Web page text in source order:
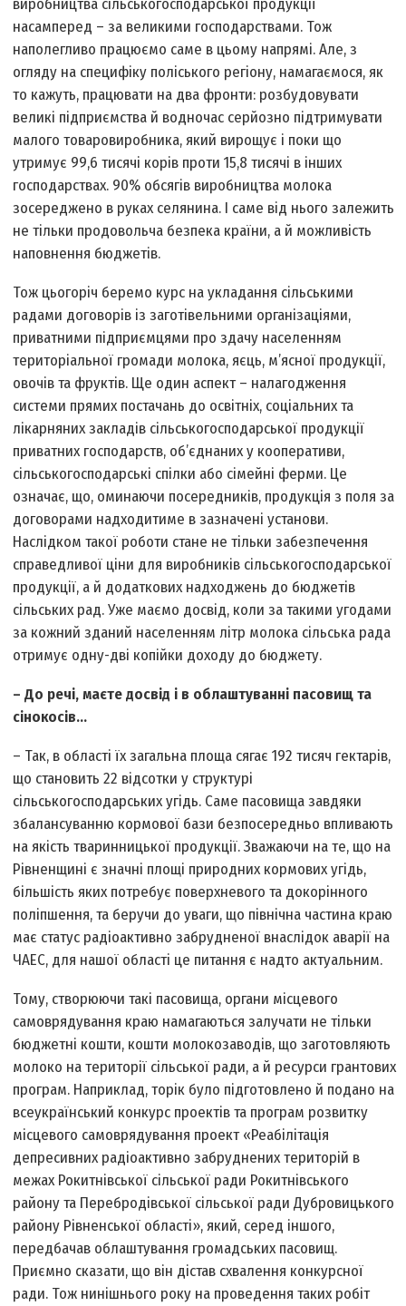
виробництва сільськогосподарської продукції
насамперед – за великими господарствами. Тож
наполегливо працюємо саме в цьому напрямі. Але, з
огляду на специфіку поліського регіону, намагаємося, як
то кажуть, працювати на два фронти: розбудовувати
великі підприємства й водночас серйозно підтримувати
малого товаровиробника, який вирощує і поки що
утримує 99,6 тисячі корів проти 15,8 тисячі в інших
господарствах. 90% обсягів виробництва молока
зосереджено в руках селянина. І саме від нього залежить
не тільки продовольча безпека країни, а й можливість
наповнення бюджетів.
Тож цьогоріч беремо курс на укладання сільськими
радами договорів із заготівельними організаціями,
приватними підприємцями про здачу населенням
територіальної громади молока, яєць, м’ясної продукції,
овочів та фруктів. Ще один аспект – налагодження
системи прямих постачань до освітніх, соціальних та
лікарняних закладів сільськогосподарської продукції
приватних господарств, об’єднаних у кооперативи,
сільськогосподарські спілки або сімейні ферми. Це
означає, що, оминаючи посередників, продукція з поля за
договорами надходитиме в зазначені установи.
Наслідком такої роботи стане не тільки забезпечення
справедливої ціни для виробників сільськогосподарської
продукції, а й додаткових надходжень до бюджетів
сільських рад. Уже маємо досвід, коли за такими угодами
за кожний зданий населенням літр молока сільська рада
отримує одну-дві копійки доходу до бюджету.
– До речі, маєте досвід і в облаштуванні пасовищ та
сінокосів…
– Так, в області їх загальна площа сягає 192 тисяч гектарів,
що становить 22 відсотки у структурі
сільськогосподарських угідь. Саме пасовища завдяки
збалансуванню кормової бази безпосередньо впливають
на якість тваринницької продукції. Зважаючи на те, що на
Рівненщині є значні площі природних кормових угідь,
більшість яких потребує поверхневого та докорінного
поліпшення, та беручи до уваги, що північна частина краю
має статус радіоактивно забрудненої внаслідок аварії на
ЧАЕС, для нашої області це питання є надто актуальним.
Тому, створюючи такі пасовища, органи місцевого
самоврядування краю намагаються залучати не тільки
бюджетні кошти, кошти молокозаводів, що заготовляють
молоко на території сільської ради, а й ресурси грантових
програм. Наприклад, торік було підготовлено й подано на
всеукраїнський конкурс проектів та програм розвитку
місцевого самоврядування проект «Реабілітація
депресивних радіоактивно забруднених територій в
межах Рокитнівської сільської ради Рокитнівського
району та Перебродівської сільської ради Дубровицького
району Рівненської області», який, серед іншого,
передбачав облаштування громадських пасовищ.
Приємно сказати, що він дістав схвалення конкурсної
ради. Тож нинішнього року на проведення таких робіт